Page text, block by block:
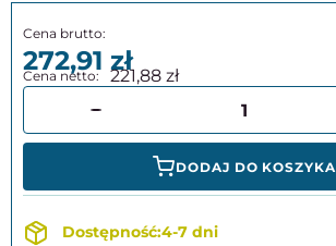
272,91 221,88
DODAJ DO KOSZYKA
4-7 dni